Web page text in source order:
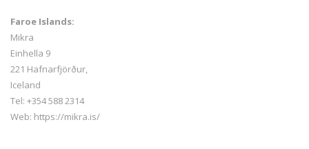
Faroe Islands:
Mikra
Einhella 9
221 Hafnarfjörður,
Iceland
Tel: +354 588 2314
Web: https://mikra.is/